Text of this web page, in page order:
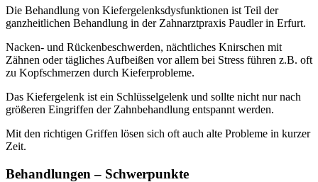
Die Behandlung von Kiefergelenksdysfunktionen ist Teil der
ganzheitlichen Behandlung in der Zahnarztpraxis Paudler in Erfurt.
Nacken- und Rückenbeschwerden, nächtliches Knirschen mit
Zähnen oder tägliches Aufbeißen vor allem bei Stress führen z.B. oft
zu Kopfschmerzen durch Kieferprobleme.
Das Kiefergelenk ist ein Schlüsselgelenk und sollte nicht nur nach
größeren Eingriffen der Zahnbehandlung entspannt werden.
Mit den richtigen Griffen lösen sich oft auch alte Probleme in kurzer
Zeit.
Behandlungen – Schwerpunkte